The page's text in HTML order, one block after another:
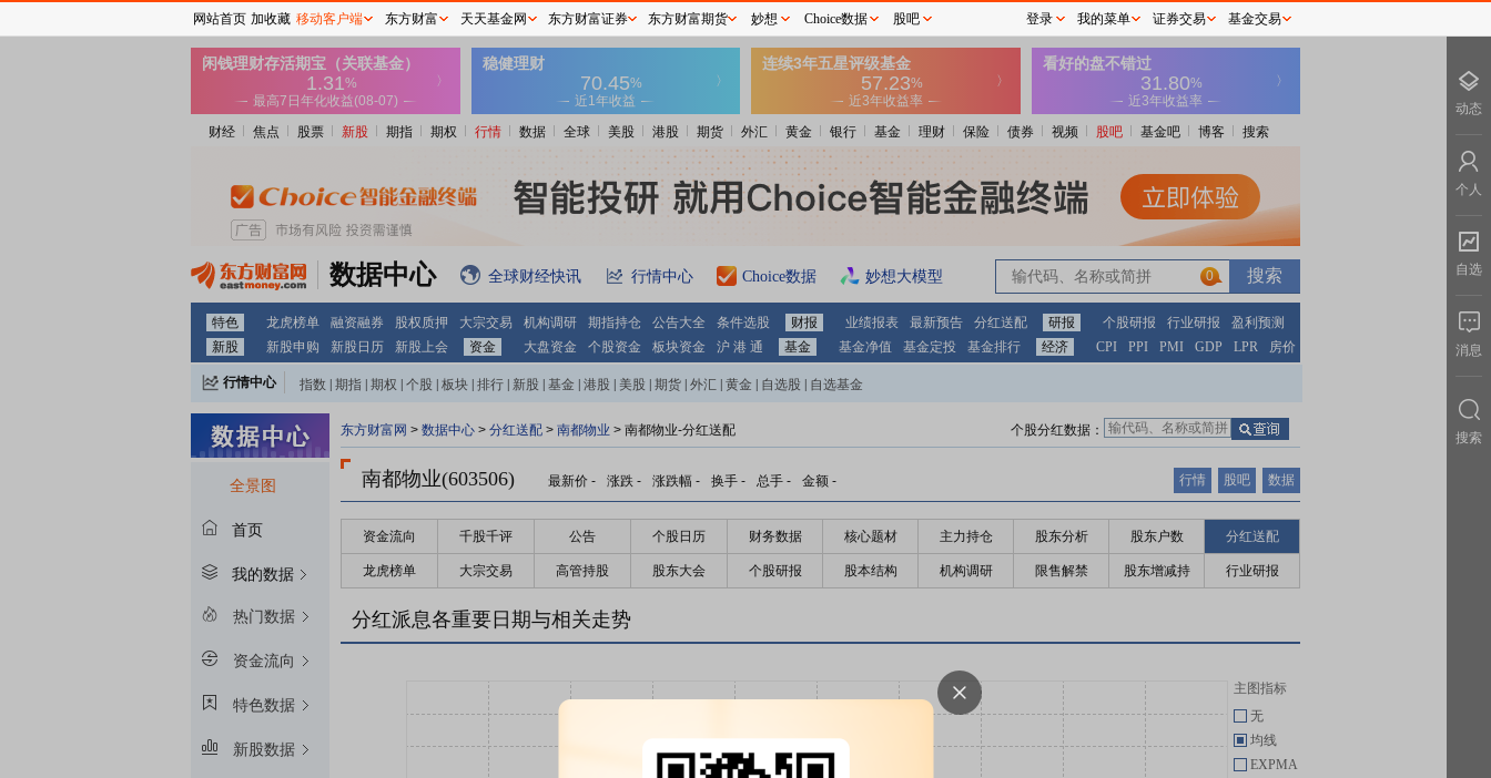
财经 焦点 股票 新股 期指 期权 行情 数据 全球 美股 港股 期货 外汇 黄金 银行 基金 理财 保险 债券 视频 股吧 基金吧 博客 搜索
数据中心 全球财经快讯 行情中心 Choice数据 妙想大模型 0
特色 龙虎榜单 融资融券 股权质押 大宗交易 机构调研 期指持仓 公告大全 条件选股 财报 业绩报表 最新预告 分红送配 研报 个股研报 行业研报
盈利预测
新股
新股申购 新股日历 新股上会 资金 大盘资金 个股资金 板块资金 沪 港 通 基金 基金净值 基金定投 基金排行 经济 CPI PPI PMI GDP LPR 房价
行情中心 指数 期指 期权 个股 板块 排行 新股 基金 港股 美股 期货 外汇 黄金 自选股 自选基金
全景图
首页
我的数据
热门数据
资金流向
特色数据
新股数据
东方财富网 > 数据中心 > 分红送配 > 南都物业 > 南都物业-分红送配 个股分红数据：
南都物业(603506) 最新价 - 涨跌 - 涨跌幅 - 换手 - 总手 - 金额 - 行情 股吧 数据
资金流向 千股千评 公告 个股日历 财务数据 核心题材 主力持仓 股东分析 股东户数 分红送配
龙虎榜单 大宗交易 高管持股 股东大会 个股研报 股本结构 机构调研 限售解禁 股东增减持 行业研报
分红派息各重要日期与相关走势
主图指标
无
均线
EXPMA
网站首页 加收藏 移动客户端 东方财富 天天基金网 东方财富证券 东方财富期货 妙想 Choice数据 股吧 登录 我的菜单 证券交易 基金交易
动态
个人
自选
消息
搜索